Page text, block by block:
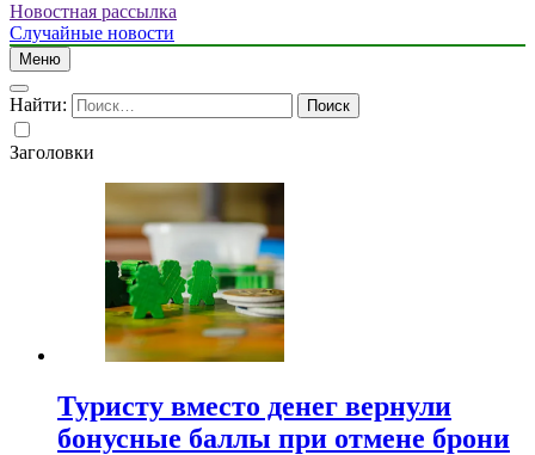
Новостная рассылка
Случайные новости
Меню
Найти:
Заголовки
Туристу вместо денег вернули
бонусные баллы при отмене брони